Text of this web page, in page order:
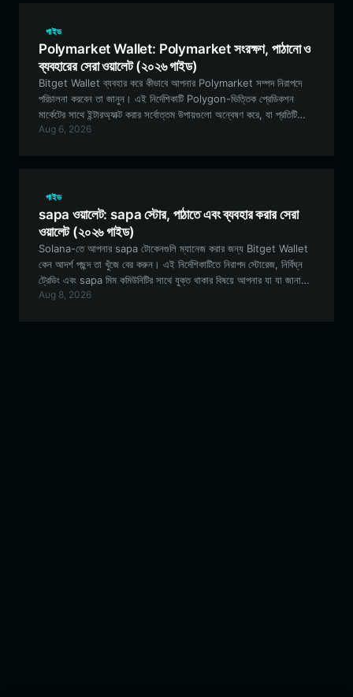
থেকে শুরু করে Suncoin কমিউনিটি ইকোসিস্টেমে ট্রেড এবং অংশগ্রহণ করার
জন্য প্রয়োজনীয় সবকিছু সম্পর্কে জানতে সাহায্য করবে।
গাইড
Polymarket Wallet: Polymarket সংরক্ষণ, পাঠানো ও
ব্যবহারের সেরা ওয়ালেট (২০২৬ গাইড)
Bitget Wallet ব্যবহার করে কীভাবে আপনার Polymarket সম্পদ নিরাপদে
পরিচালনা করবেন তা জানুন। এই নির্দেশিকাটি Polygon-ভিত্তিক প্রেডিকশন
মার্কেটের সাথে ইন্টারঅ্যাক্ট করার সর্বোত্তম উপায়গুলো অন্বেষণ করে, যা প্রতিটি
ট্রেডের জন্য স্বচ্ছতা এবং দক্ষতা নিশ্চিত করে।
Aug 6, 2026
গাইড
sapa ওয়ালেট: sapa স্টোর, পাঠাতে এবং ব্যবহার করার সেরা
ওয়ালেট (২০২৬ গাইড)
Solana-তে আপনার sapa টোকেনগুলি ম্যানেজ করার জন্য Bitget Wallet
কেন আদর্শ পছন্দ তা খুঁজে বের করুন। এই নির্দেশিকাটিতে নিরাপদ স্টোরেজ, নির্বিঘ্ন
ট্রেডিং এবং sapa মিম কমিউনিটির সাথে যুক্ত থাকার বিষয়ে আপনার যা যা জানা
প্রয়োজন তার সবকিছুই কভার করা হয়েছে।
Aug 8, 2026